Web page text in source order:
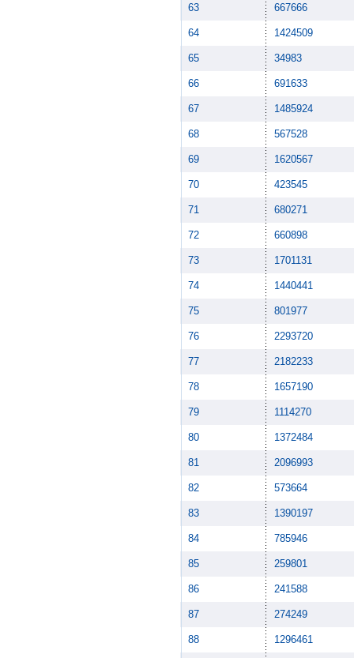
63 667666
64 1424509
65 34983
66 691633
67 1485924
68 567528
69 1620567
70 423545
71 680271
72 660898
73 1701131
74 1440441
75 801977
76 2293720
77 2182233
78 1657190
79 1114270
80 1372484
81 2096993
82 573664
83 1390197
84 785946
85 259801
86 241588
87 274249
88 1296461